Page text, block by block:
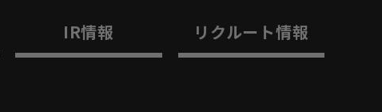
IR情報 リクルート情報